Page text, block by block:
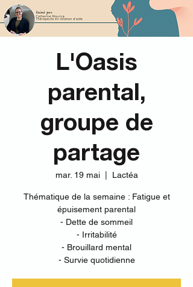
L'Oasis
parental,
groupe de
partage
mar. 19 mai
  |
Lactéa
Thématique de la semaine : Fatigue et
épuisement parental
- Dette de sommeil
- Irritabilité
- Brouillard mental
- Survie quotidienne